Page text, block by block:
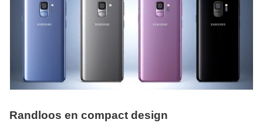
Randloos en compact design